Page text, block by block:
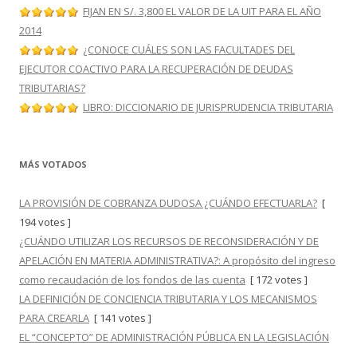
FIJAN EN S/. 3,800 EL VALOR DE LA UIT PARA EL AÑO
2014
¿CONOCE CUÁLES SON LAS FACULTADES DEL
EJECUTOR COACTIVO PARA LA RECUPERACIÓN DE DEUDAS
TRIBUTARIAS?
LIBRO: DICCIONARIO DE JURISPRUDENCIA TRIBUTARIA
MÁS VOTADOS
LA PROVISIÓN DE COBRANZA DUDOSA ¿CUÁNDO EFECTUARLA? [
194 votes ]
¿CUÁNDO UTILIZAR LOS RECURSOS DE RECONSIDERACIÓN Y DE
APELACIÓN EN MATERIA ADMINISTRATIVA?: A propósito del ingreso
como recaudación de los fondos de las cuenta [ 172 votes ]
LA DEFINICIÓN DE CONCIENCIA TRIBUTARIA Y LOS MECANISMOS
PARA CREARLA [ 141 votes ]
EL “CONCEPTO” DE ADMINISTRACIÓN PÚBLICA EN LA LEGISLACIÓN